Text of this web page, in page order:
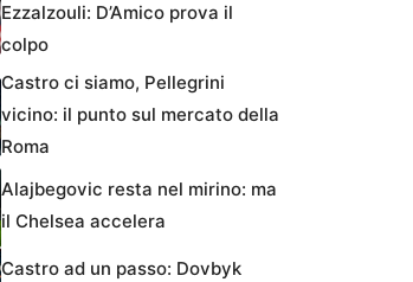
Ezzalzouli: D’Amico prova il
colpo
Castro ci siamo, Pellegrini
vicino: il punto sul mercato della
Roma
Alajbegovic resta nel mirino: ma
il Chelsea accelera
Castro ad un passo: Dovbyk